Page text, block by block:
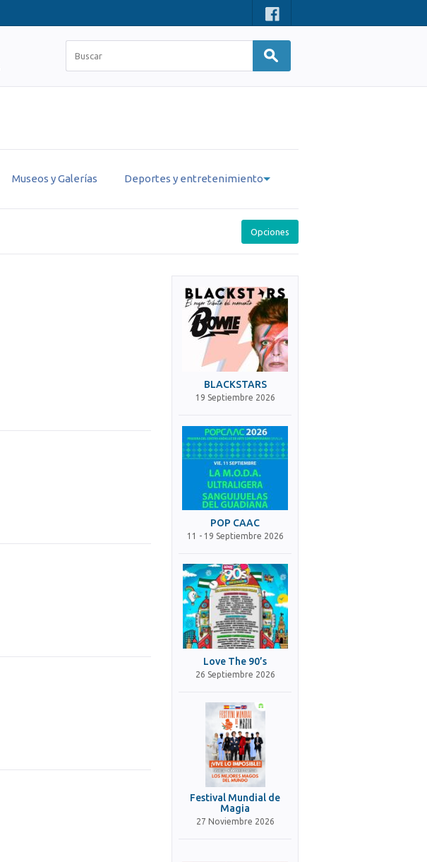
Museos y Galerías Deportes y entretenimiento
Opciones
BLACKSTARS
19 Septiembre 2026
POP CAAC
11 - 19 Septiembre 2026
Love The 90’s
26 Septiembre 2026
Festival Mundial de
Magia
27 Noviembre 2026